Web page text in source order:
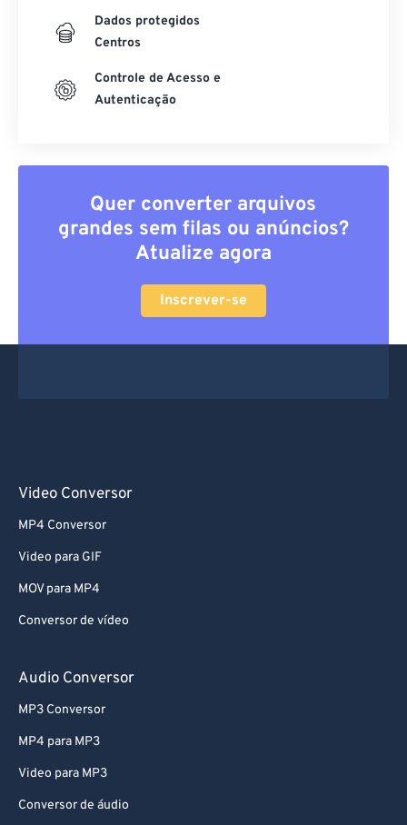
Dados protegidos
Centros
Controle de Acesso e
Autenticação
Quer converter arquivos
grandes sem filas ou anúncios?
Atualize agora
Inscrever-se
Video Conversor
MP4 Conversor
Video para GIF
MOV para MP4
Conversor de vídeo
Audio Conversor
MP3 Conversor
MP4 para MP3
Video para MP3
Conversor de áudio